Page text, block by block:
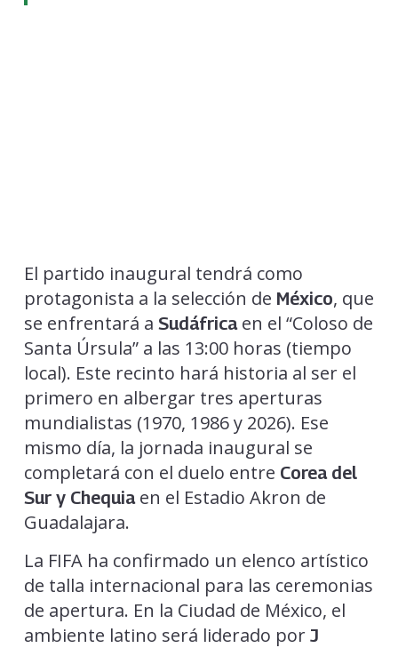
El partido inaugural tendrá como
protagonista a la selección de México, que
se enfrentará a Sudáfricaen el “Coloso de
Santa Úrsula” a las 13:00 horas (tiempo
local). Este recinto hará historia al ser el
primero en albergar tres aperturas
mundialistas (1970, 1986 y 2026). Ese
mismo día, la jornada inaugural se
completará con el duelo entre Corea del
Sur y Chequiaen el Estadio Akron de
Guadalajara.
La FIFA ha confirmado un elenco artístico
de talla internacional para las ceremonias
de apertura. En la Ciudad de México, el
ambiente latino será liderado por J